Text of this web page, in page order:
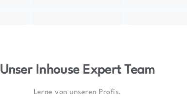
Unser Inhouse Expert Team
Lerne von unseren Profis.